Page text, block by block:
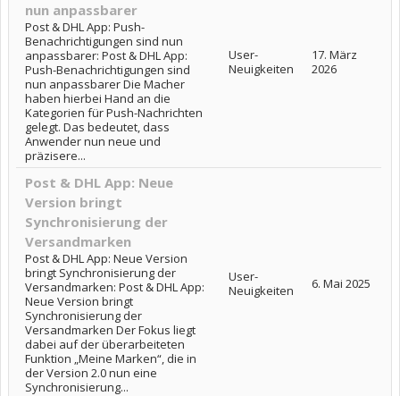
nun anpassbarer
Post & DHL App: Push-
Benachrichtigungen sind nun
anpassbarer: Post & DHL App:
Push-Benachrichtigungen sind
nun anpassbarer Die Macher
haben hierbei Hand an die
Kategorien für Push-Nachrichten
gelegt. Das bedeutet, dass
Anwender nun neue und
präzisere...
User-
Neuigkeiten
17. März
2026
Post & DHL App: Neue
Version bringt
Synchronisierung der
Versandmarken
Post & DHL App: Neue Version
bringt Synchronisierung der
Versandmarken: Post & DHL App:
Neue Version bringt
Synchronisierung der
Versandmarken Der Fokus liegt
dabei auf der überarbeiteten
Funktion „Meine Marken“, die in
der Version 2.0 nun eine
Synchronisierung...
User-
Neuigkeiten
6. Mai 2025